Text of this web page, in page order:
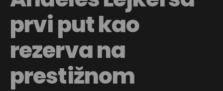
prvi put kao
rezerva na
prestižnom